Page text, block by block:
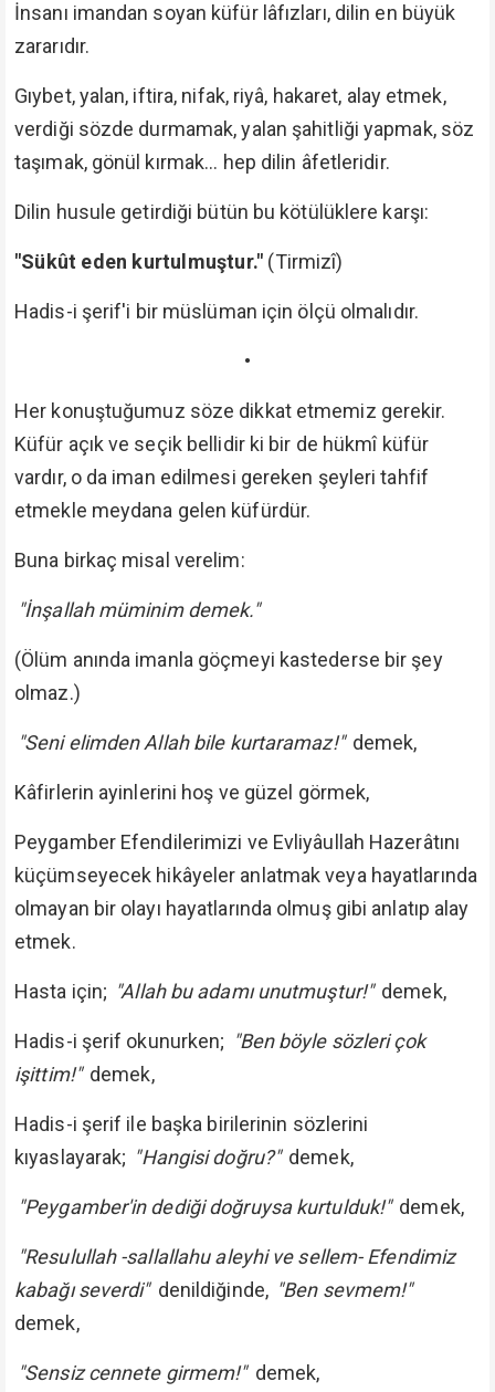
İnsanı imandan soyan küfür lâfızları, dilin en büyük
zararıdır.
Gıybet, yalan, iftira, nifak, riyâ, hakaret, alay etmek,
verdiği sözde durmamak, yalan şahitliği yapmak, söz
taşımak, gönül kırmak... hep dilin âfetleridir.
Dilin husule getirdiği bütün bu kötülüklere karşı:
"Sükût eden kurtulmuştur." (Tirmizî)
Hadis-i şerif'i bir müslüman için ölçü olmalıdır.
•
Her konuştuğumuz söze dikkat etmemiz gerekir.
Küfür açık ve seçik bellidir ki bir de hükmî küfür
vardır, o da iman edilmesi gereken şeyleri tahfif
etmekle meydana gelen küfürdür.
Buna birkaç misal verelim:
"İnşallah müminim demek."
(Ölüm anında imanla göçmeyi kastederse bir şey
olmaz.)
"Seni elimden Allah bile kurtaramaz!" demek,
Kâfirlerin ayinlerini hoş ve güzel görmek,
Peygamber Efendilerimizi ve Evliyâullah Hazerâtını
küçümseyecek hikâyeler anlatmak veya hayatlarında
olmayan bir olayı hayatlarında olmuş gibi anlatıp alay
etmek.
Hasta için; "Allah bu adamı unutmuştur!" demek,
Hadis-i şerif okunurken; "Ben böyle sözleri çok
işittim!" demek,
Hadis-i şerif ile başka birilerinin sözlerini
kıyaslayarak; "Hangisi doğru?" demek,
"Peygamber'in dediği doğruysa kurtulduk!" demek,
"Resulullah -sallallahu aleyhi ve sellem- Efendimiz
kabağı severdi" denildiğinde, "Ben sevmem!"
demek,
"Sensiz cennete girmem!" demek,